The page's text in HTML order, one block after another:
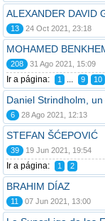
ALEXANDER DAVID
13 24 Oct 2021, 23:18
MOHAMED
208 31 Ago 2021, 15:09
Ir a página: 1 ... 9 10
Daniel Strindholm,
6 28 Ago 2021, 12:13
STEFAN ŠĆEPOVIĆ
39 19 Jun 2021, 19:54
Ir a página: 1 2
BRAHIM DÍAZ
11 07 Jun 2021, 13:00